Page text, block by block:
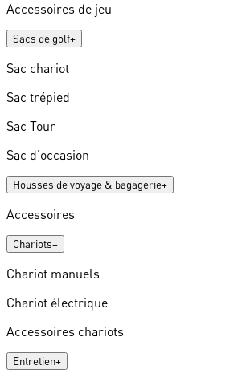
Accessoires de jeu
Sacs de golf+
Sac chariot
Sac trépied
Sac Tour
Sac d'occasion
Housses de voyage & bagagerie+
Accessoires
Chariots+
Chariot manuels
Chariot électrique
Accessoires chariots
Entretien+